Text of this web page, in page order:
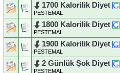
1700 Kalorilik Diyet
PESTEMAL
1800 Kalorilik Diyet
PESTEMAL
1900 Kalorilik Diyet
PESTEMAL
2 Günlük Şok Diyet
PESTEMAL